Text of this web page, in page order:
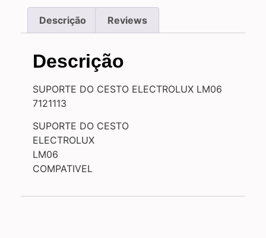
Descrição Reviews
Descrição
SUPORTE DO CESTO ELECTROLUX LM06
7121113
SUPORTE DO CESTO
ELECTROLUX
LM06
COMPATIVEL